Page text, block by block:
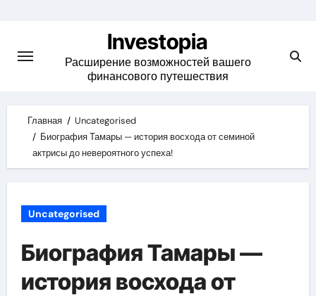
content
Investopia
Расширение возможностей вашего
финансового путешествия
Главная
Uncategorised
Биография Тамары — история восхода от семиной
актрисы до невероятного успеха!
Uncategorised
Биография Тамары —
история восхода от